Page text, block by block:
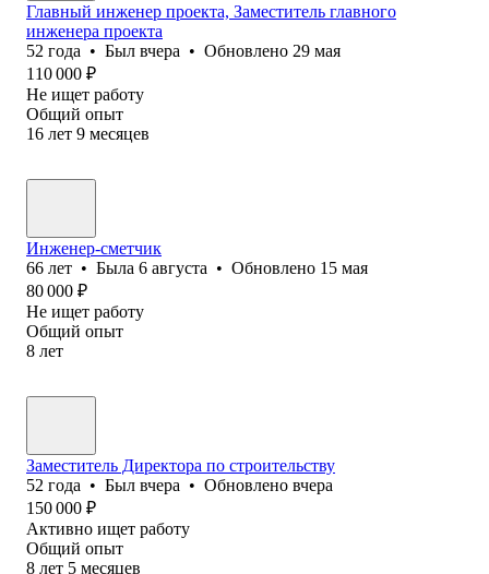
Главный инженер проекта, Заместитель главного
инженера проекта
52 года • Был вчера • Обновлено 29 мая
110 000 ₽
Не ищет работу
Общий опыт
16 лет 9 месяцев
Инженер-сметчик
66 лет • Была 6 августа • Обновлено 15 мая
80 000 ₽
Не ищет работу
Общий опыт
8 лет
Заместитель Директора по строительству
52 года • Был вчера • Обновлено вчера
150 000 ₽
Активно ищет работу
Общий опыт
8 лет 5 месяцев